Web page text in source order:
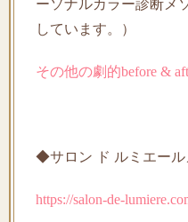
ーソナルカラー診断メ
しています。）
その他の劇的before &
◆サロン ド ルミエール
https://salon-de-